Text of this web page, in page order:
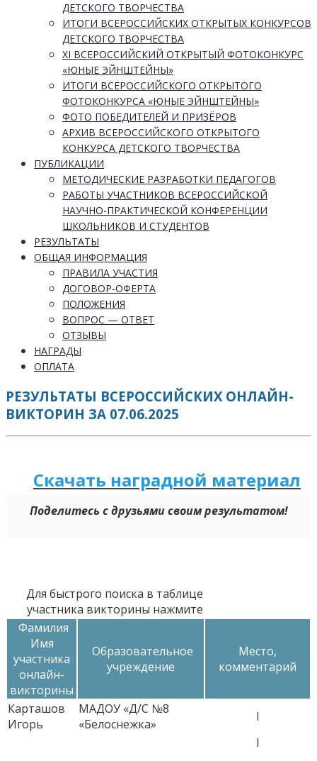
ДЕТСКОГО ТВОРЧЕСТВА
ИТОГИ ВСЕРОССИЙСКИХ ОТКРЫТЫХ КОНКУРСОВ
ДЕТСКОГО ТВОРЧЕСТВА
XI ВСЕРОССИЙСКИЙ ОТКРЫТЫЙ ФОТОКОНКУРС
«ЮНЫЕ ЭЙНШТЕЙНЫ»
ИТОГИ ВСЕРОССИЙСКОГО ОТКРЫТОГО
ФОТОКОНКУРСА «ЮНЫЕ ЭЙНШТЕЙНЫ»
ФОТО ПОБЕДИТЕЛЕЙ И ПРИЗЁРОВ
АРХИВ ВСЕРОССИЙСКОГО ОТКРЫТОГО
КОНКУРСА ДЕТСКОГО ТВОРЧЕСТВА
ПУБЛИКАЦИИ
МЕТОДИЧЕСКИЕ РАЗРАБОТКИ ПЕДАГОГОВ
РАБОТЫ УЧАСТНИКОВ ВСЕРОССИЙСКОЙ
НАУЧНО-ПРАКТИЧЕСКОЙ КОНФЕРЕНЦИИ
ШКОЛЬНИКОВ И СТУДЕНТОВ
РЕЗУЛЬТАТЫ
ОБЩАЯ ИНФОРМАЦИЯ
ПРАВИЛА УЧАСТИЯ
ДОГОВОР-ОФЕРТА
ПОЛОЖЕНИЯ
ВОПРОС — ОТВЕТ
ОТЗЫВЫ
НАГРАДЫ
ОПЛАТА
РЕЗУЛЬТАТЫ ВСЕРОССИЙСКИХ ОНЛАЙН-
ВИКТОРИН ЗА 07.06.2025
Скачать наградной материал
Поделитесь с друзьями своим результатом!
Для быстрого поиска в таблице
участника викторины нажмите
Фамилия
Имя
участника
онлайн-
викторины
Образовательное
учреждение
Место,
комментарий
Карташов
Игорь
МАДОУ «Д/С №8
«Белоснежка»
I
I